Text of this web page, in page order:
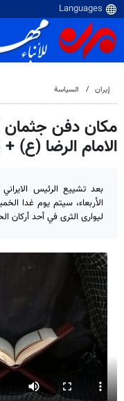
إيران السياسة
مكان دفن
الامام الرضا (ع)
بعد تشييع الرئيس
الأربعاء، سيتم يوم غدا
ليوارى الثرى في أحد أركان